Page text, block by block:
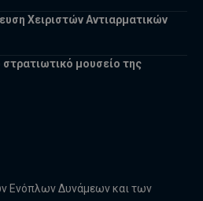
Χειριστών Αντιαρματικών
στρατιωτικό μουσείο της
Ενόπλων Δυνάμεων και των